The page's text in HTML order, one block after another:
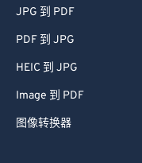
JPG 到 PDF
PDF 到 JPG
HEIC 到 JPG
Image 到 PDF
图像转换器